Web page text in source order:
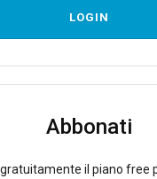
LOGIN
Abbonati
il piano free